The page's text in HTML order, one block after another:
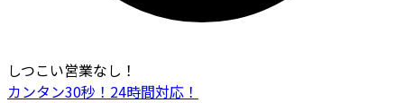
しつこい営業なし！
カンタン30秒！24時間対応！